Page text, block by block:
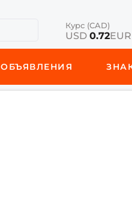
Курс (CAD)
USD 0.72EUR
ОБЪЯВЛЕНИЯ